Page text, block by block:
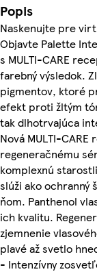
Popis
Naskenujte pre
Objavte Palette
s MULTI-CARE
farebný výsledok.
pigmentov, ktoré
efekt proti žltým
tak dlhotrvajúca
Nová MULTI-
regeneračnému
komplexnú
slúži ako ochranný
ňom. Panthenol
ich kvalitu.
zjemnenie
plavé až svetlo
- Intenzívny